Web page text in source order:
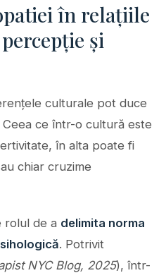
în relațiile
și
culturale pot duce
ce într-o cultură este
în alta poate fi
chiar cruzime
rolul de a delimita norma
. Potrivit
NYC Blog, 2025), într-